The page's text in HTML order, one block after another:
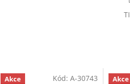
Akce Kód: A-30743
Akce